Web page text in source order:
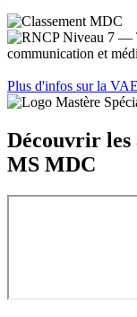
Plus d'infos sur la VAE
Découvrir les
MS MDC